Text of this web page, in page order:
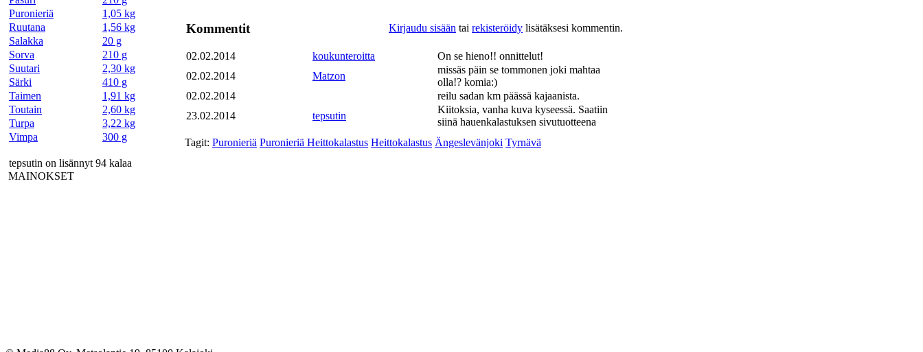
Puronieriä
1,05 kg
Ruutana
1,56 kg
Salakka
20 g
Sorva
210 g
Suutari
2,30 kg
Särki
410 g
Taimen
1,91 kg
Toutain
2,60 kg
Turpa
3,22 kg
Vimpa
300 g
tepsutin on lisännyt 94 kalaa
MAINOKSET
Kommentit Kirjaudu sisään tai rekisteröidy lisätäksesi kommentin.
02.02.2014 koukunteroitta
On se hieno!! onnittelut!
02.02.2014
Matzon
missäs päin se tommonen joki mahtaa
olla!? komia:)
02.02.2014
reilu sadan km päässä kajaanista.
23.02.2014
tepsutin
Kiitoksia, vanha kuva kyseessä. Saatiin
siinä hauenkalastuksen sivutuotteena
Tagit: Puronieriä Puronieriä Heittokalastus Heittokalastus Ängeslevänjoki Tyrnävä